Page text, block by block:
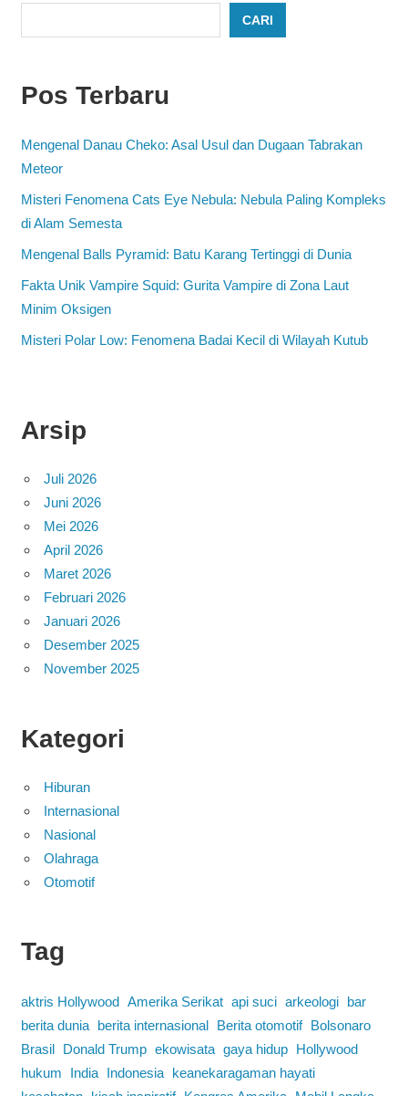
CARI
Pos Terbaru
Mengenal Danau Cheko: Asal Usul dan Dugaan Tabrakan
Meteor
Misteri Fenomena Cats Eye Nebula: Nebula Paling Kompleks
di Alam Semesta
Mengenal Balls Pyramid: Batu Karang Tertinggi di Dunia
Fakta Unik Vampire Squid: Gurita Vampire di Zona Laut
Minim Oksigen
Misteri Polar Low: Fenomena Badai Kecil di Wilayah Kutub
Arsip
Juli 2026
Juni 2026
Mei 2026
April 2026
Maret 2026
Februari 2026
Januari 2026
Desember 2025
November 2025
Kategori
Hiburan
Internasional
Nasional
Olahraga
Otomotif
Tag
aktris Hollywood Amerika Serikat api suci arkeologi
bar
berita dunia
berita internasional Berita otomotif
Bolsonaro
Brasil
Donald Trump ekowisata gaya hidup
Hollywood
hukum
India Indonesia
keanekaragaman hayati